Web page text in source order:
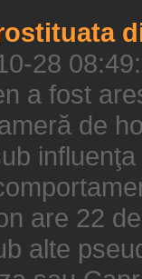
28
a fost
de
are 22
alte